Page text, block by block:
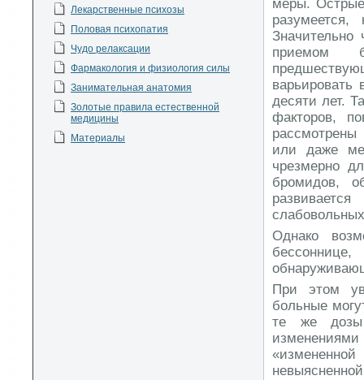
Лекарственные психозы
Половая психопатия
Чудо релаксации
Фармакология и физиология силы
Занимательная анатомия
Золотые правила естественной
медицины
Материалы
меры.
разумеется,
приемом
десяти лет.
факторов,
рассмотрены
или даже
чрезмерно
бромидов,
Однако
При этом
больные
те же дозы